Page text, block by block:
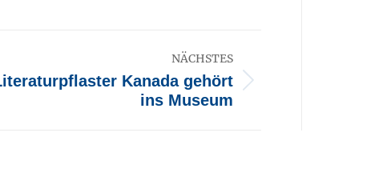
NÄCHSTES
Kanada gehört
ins Museum